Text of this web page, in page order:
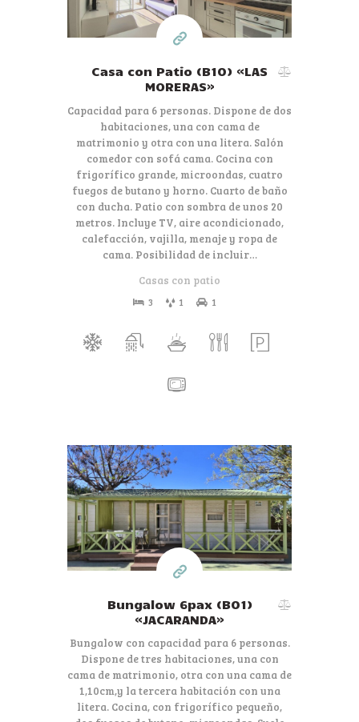
Casa con Patio (B10) «LAS
MORERAS»
Capacidad para 6 personas. Dispone de dos
habitaciones, una con cama de
matrimonio y otra con una litera. Salón
comedor con sofá cama. Cocina con
frigorífico grande, microondas, cuatro
fuegos de butano y horno. Cuarto de baño
con ducha. Patio con sombra de unos 20
metros. Incluye TV, aire acondicionado,
calefacción, vajilla, menaje y ropa de
cama. Posibilidad de incluir…
Casas con patio
3 1 1
Desde80€
por día
Bungalow 6pax (B01)
«JACARANDA»
Bungalow con capacidad para 6 personas.
Dispone de tres habitaciones, una con
cama de matrimonio, otra con una cama de
1,10cm,y la tercera habitación con una
litera. Cocina, con frigorífico pequeño,